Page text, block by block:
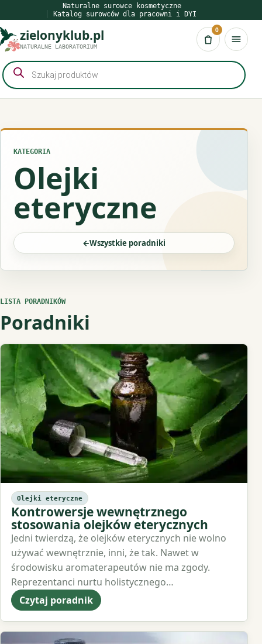
do
treści
Naturalne surowce kosmetyczne
Katalog surowców dla pracowni i DYI
zielonyklub.pl
NATURALNE LABORATORIUM Koszyk
0
Wyszukiwarka
produktów
KATEGORIA
Olejki
eteryczne
←Wszystkie poradniki
LISTA PORADNIKÓW
Poradniki
Olejki eteryczne
Kontrowersje wewnętrznego
stosowania olejków eterycznych
Jedni twierdzą, że olejków eterycznych nie wolno
używać wewnętrznie, inni, że tak. Nawet w
środowisku aromaterapeutów nie ma zgody.
Reprezentanci nurtu holistycznego…
Czytaj poradnik